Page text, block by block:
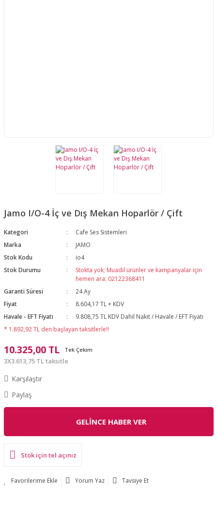
Jamo I/O-4 İç ve Dış Mekan Hoparlör / Çift
Kategori
Cafe Ses Sistemleri
Marka
JAMO
Stok Kodu
io4
Stok Durumu
Stokta yok; Muadil ürünler ve kampanyalar için
hemen ara: 02122368411
Garanti Süresi
24 Ay
Fiyat
8.604,17 TL + KDV
Havale - EFT Fiyatı
9.808,75 TL KDV Dahil Nakit / Havale / EFT Fiyatı
* 1.892,92 TL den başlayan taksitlerle!!
10.325,00 TL Tek Çekim
3X3.613,75 TL taksitle
Karşılaştır
Paylaş
GELİNCE HABER VER
Stok için tel açınız
Yorum Yaz Tavsiye Et